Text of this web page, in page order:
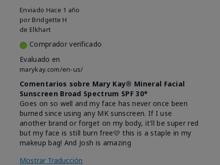
Enviado Hace 1 año
por Bridgette H
de Elkhart
Comprador verificado
Evaluado en
marykay.com/en-us/
Comentarios sobre Mary Kay® Mineral Facial
Sunscreen Broad Spectrum SPF 30*
Goes on so well and my face has never once been
burned since using any MK sunscreen. If I use
another brand or forget on my body, it'll be super red
but my face is still burn free🩷 this is a staple in my
makeup bag! And Josh is amazing
Mostrar Traducción